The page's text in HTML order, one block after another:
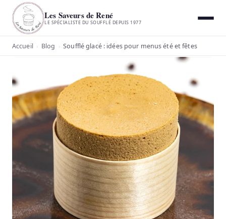
Les Saveurs de René
LE SPÉCIALISTE DU SOUFFLÉ DEPUIS 1977
Accueil › Blog › Soufflé glacé : idées pour menus été et fêtes